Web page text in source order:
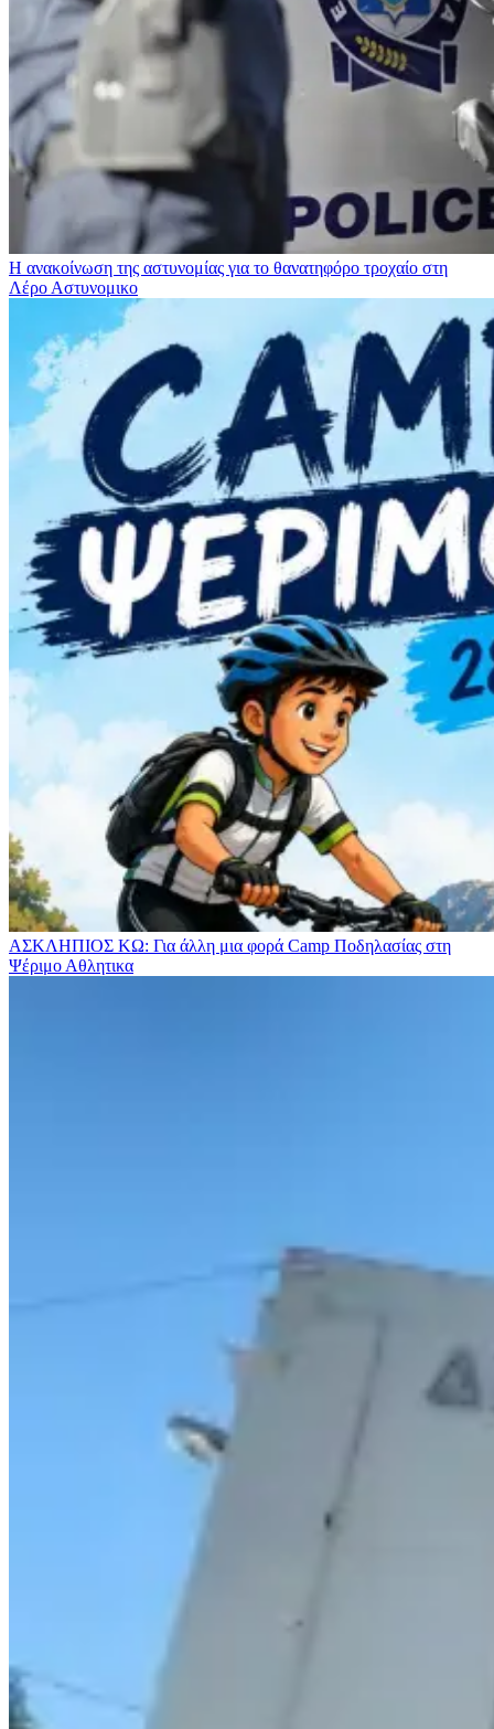
Η ανακοίνωση της αστυνομίας για το θανατηφόρο τροχαίο στη
Λέρο Αστυνομικο
ΑΣΚΛΗΠΙΟΣ ΚΩ: Για άλλη μια φορά Camp Ποδηλασίας στη
Ψέριμο Αθλητικα